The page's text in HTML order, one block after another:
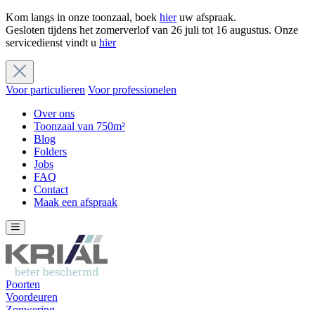
Kom langs in onze toonzaal, boek hieruw afspraak.
Gesloten tijdens het zomerverlof van 26 juli tot 16 augustus. Onze
servicedienst vindt u hier
Voor particulieren Voor professionelen
Over ons
Toonzaal van 750m²
Blog
Folders
Jobs
FAQ
Contact
Maak een afspraak
Poorten
Voordeuren